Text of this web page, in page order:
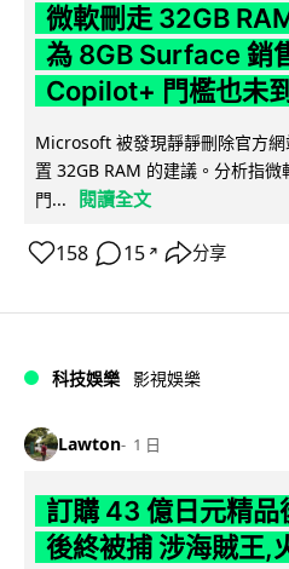
微軟刪走 32GB
為 8GB Surface 銷
Copilot+ 門檻也未到
Microsoft 被發現靜靜刪除官方
置 32GB RAM 的建議。分析指
門...
閱讀全文
158 15 ↗ 分享
科技娛樂 影視娛樂
Lawton 1 日
訂購 43 億日元精品
後終被捕 涉海賊王,